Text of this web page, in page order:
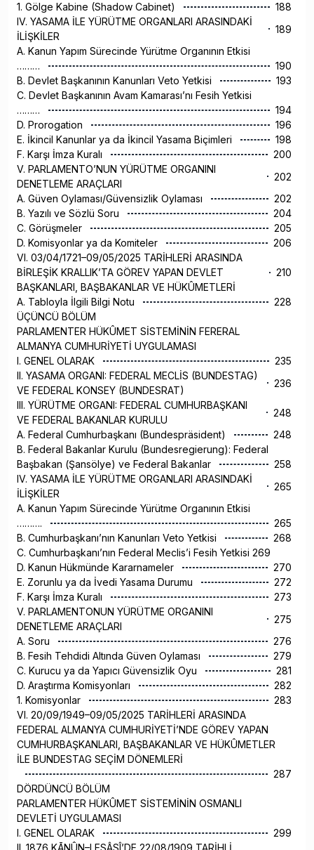
1. Gölge Kabine (Shadow Cabinet)
188
IV. YASAMA İLE YÜRÜTME ORGANLARI ARASINDAKİ
İLİŞKİLER
189
A. Kanun Yapım Sürecinde Yürütme Organının Etkisi
………
190
B. Devlet Başkanının Kanunları Veto Yetkisi
193
C. Devlet Başkanının Avam Kamarası’nı Fesih Yetkisi
………
194
D. Prorogation
196
E. İkincil Kanunlar ya da İkincil Yasama Biçimleri
198
F. Karşı İmza Kuralı
200
V. PARLAMENTO’NUN YÜRÜTME ORGANINI
DENETLEME ARAÇLARI
202
A. Güven Oylaması/Güvensizlik Oylaması
202
B. Yazılı ve Sözlü Soru
204
C. Görüşmeler
205
D. Komisyonlar ya da Komiteler
206
VI. 03/04/1721–09/05/2025 TARİHLERİ ARASINDA
BİRLEŞİK KRALLIK’TA GÖREV YAPAN DEVLET
BAŞKANLARI, BAŞBAKANLAR VE HÜKÛMETLERİ
210
A. Tabloyla İlgili Bilgi Notu
228
ÜÇÜNCÜ BÖLÜM
PARLAMENTER HÜKÛMET SİSTEMİNİN FERERAL
ALMANYA CUMHURİYETİ UYGULAMASI
I. GENEL OLARAK
235
II. YASAMA ORGANI: FEDERAL MECLİS (BUNDESTAG)
VE FEDERAL KONSEY (BUNDESRAT)
236
III. YÜRÜTME ORGANI: FEDERAL CUMHURBAŞKANI
VE FEDERAL BAKANLAR KURULU
248
A. Federal Cumhurbaşkanı (Bundespräsident)
248
B. Federal Bakanlar Kurulu (Bundesregierung): Federal
Başbakan (Şansölye) ve Federal Bakanlar
258
IV. YASAMA İLE YÜRÜTME ORGANLARI ARASINDAKİ
İLİŞKİLER
265
A. Kanun Yapım Sürecinde Yürütme Organının Etkisi
……….
265
B. Cumhurbaşkanı’nın Kanunları Veto Yetkisi
268
C. Cumhurbaşkanı’nın Federal Meclis’i Fesih Yetkisi 269
D. Kanun Hükmünde Kararnameler
270
E. Zorunlu ya da İvedi Yasama Durumu
272
F. Karşı İmza Kuralı
273
V. PARLAMENTONUN YÜRÜTME ORGANINI
DENETLEME ARAÇLARI
275
A. Soru
276
B. Fesih Tehdidi Altında Güven Oylaması
279
C. Kurucu ya da Yapıcı Güvensizlik Oyu
281
D. Araştırma Komisyonları
282
1. Komisyonlar
283
VI. 20/09/1949–09/05/2025 TARİHLERİ ARASINDA
FEDERAL ALMANYA CUMHURİYETİ’NDE GÖREV YAPAN
CUMHURBAŞKANLARI, BAŞBAKANLAR VE HÜKÛMETLER
İLE BUNDESTAG SEÇİM DÖNEMLERİ
287
DÖRDÜNCÜ BÖLÜM
PARLAMENTER HÜKÛMET SİSTEMİNİN OSMANLI
DEVLETİ UYGULAMASI
I. GENEL OLARAK
299